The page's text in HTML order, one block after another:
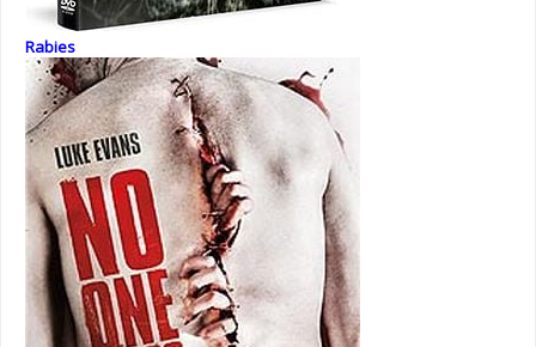
Rabies